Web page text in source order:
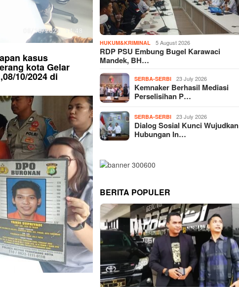
kasus
kota Gelar
10/2024 di
HUKUM&KRIMINAL 5 August 2026
RDP PSU Embung Bugel Karawaci
Mandek, BH…
SERBA-SERBI 23 July 2026
Kemnaker Berhasil Mediasi
Perselisihan P…
SERBA-SERBI 23 July 2026
Dialog Sosial Kunci Wujudkan
Hubungan In…
BERITA POPULER